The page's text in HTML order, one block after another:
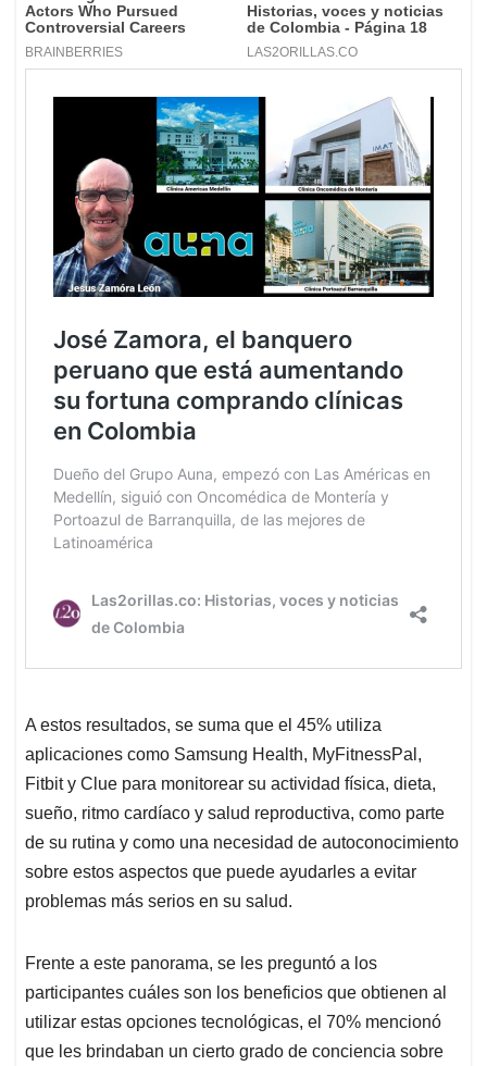
A estos resultados, se suma que el 45% utiliza
aplicaciones como Samsung Health, MyFitnessPal,
Fitbit y Clue para monitorear su actividad física, dieta,
sueño, ritmo cardíaco y salud reproductiva, como parte
de su rutina y como una necesidad de autoconocimiento
sobre estos aspectos que puede ayudarles a evitar
problemas más serios en su salud.
Frente a este panorama, se les preguntó a los
participantes cuáles son los beneficios que obtienen al
utilizar estas opciones tecnológicas, el 70% mencionó
que les brindaban un cierto grado de conciencia sobre